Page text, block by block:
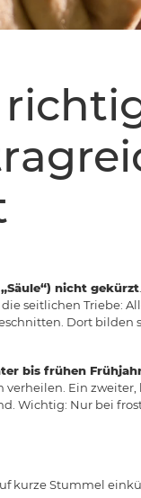
nicht gekürzt
seitlichen Triebe:
Dort
bis frühen
Ein
Wichtig: Nur bei
kurze Stummel